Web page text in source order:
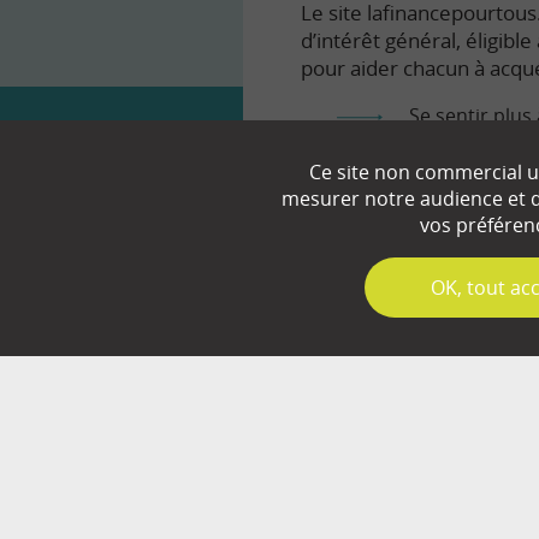
Le site
d’intérêt général,
pour aider chacun à
Se sentir plus
Comprendre
Prendre en
Ce site non commercial
mesurer notre audience et
vos
✓
OK, tout